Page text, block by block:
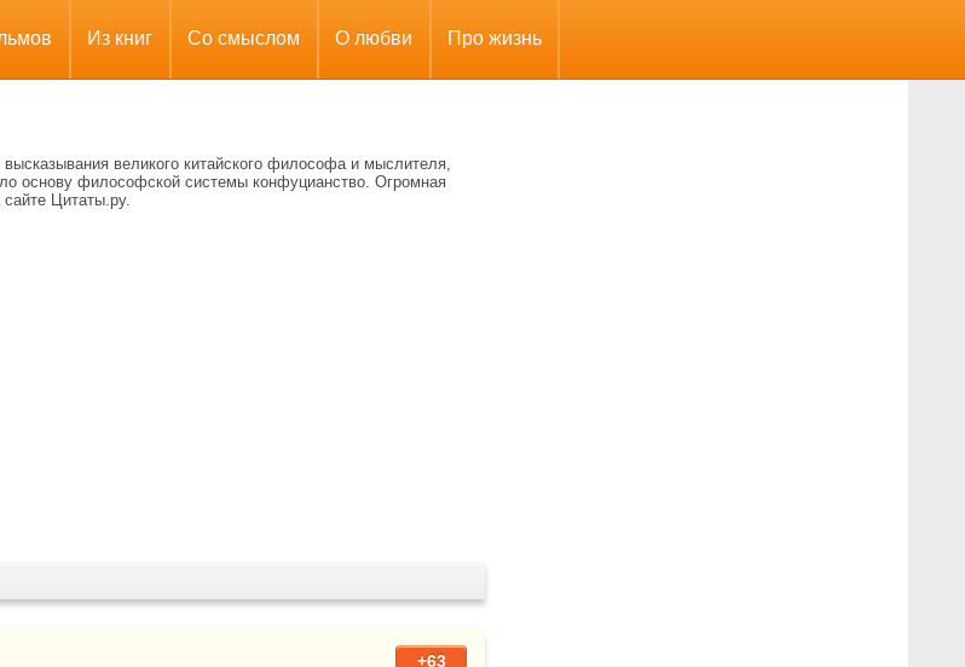
Из книг Со смыслом О любви Про жизнь
великого китайского философа и мыслителя,
основу философской системы конфуцианство. Огромная
сайте Цитаты.ру.
+63